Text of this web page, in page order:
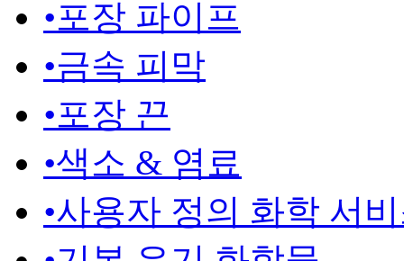
•포장 파이프
•금속 피막
•포장 끈
•색소 & 염료
•사용자 정의 화학 서